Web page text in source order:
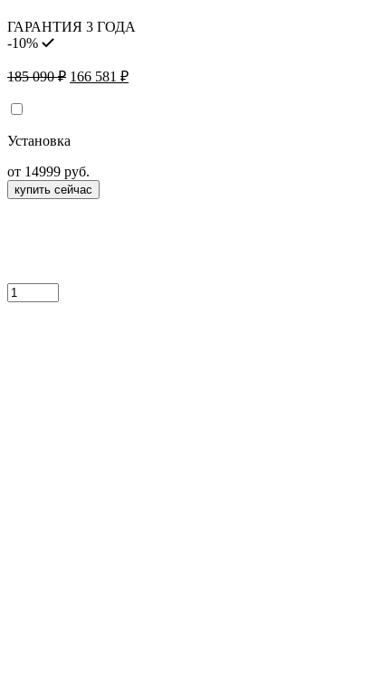
ГАРАНТИЯ 3 ГОДА
-10%
185 090₽ Первоначальная
090 ₽.
166 581 ₽Текущая
Установка
от 14999 руб.
купить сейчас